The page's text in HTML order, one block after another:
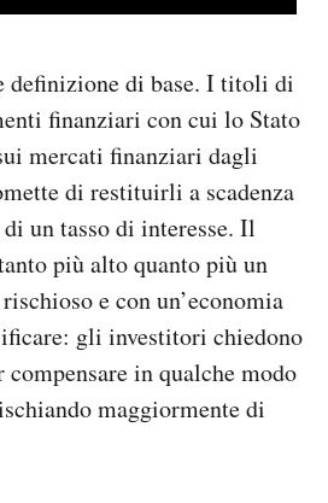
definizione di base. I titoli di
finanziari con cui lo Stato
mercati finanziari dagli
di restituirli a scadenza
un tasso di interesse. Il
più alto quanto più un
e con un’economia
gli investitori chiedono
in qualche modo
maggiormente di